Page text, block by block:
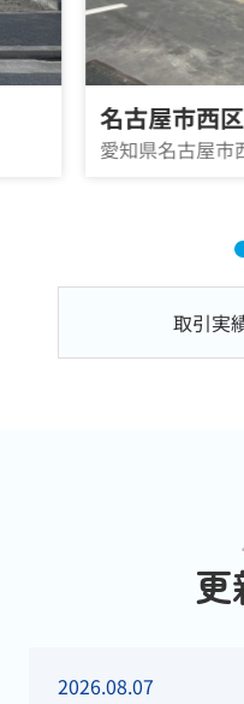
名古屋市西
愛知県名古屋市
取引実
2026.08.07